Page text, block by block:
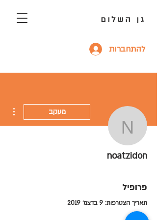
גן השלום
להתחברות
noatzidon
מעקב
noatzidon
פרופיל
תאריך הצטרפות: 9 בדצמ׳ 2019